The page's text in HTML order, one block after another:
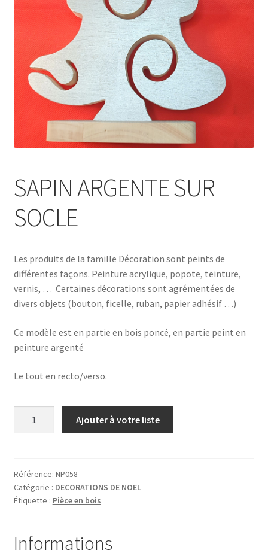
SAPIN ARGENTE SUR
SOCLE
Les produits de la famille Décoration sont peints de
différentes façons. Peinture acrylique, popote, teinture,
vernis, … Certaines décorations sont agrémentées de
divers objets (bouton, ficelle, ruban, papier adhésif …)
Ce modèle est en partie en bois poncé, en partie peint en
peinture argenté
Le tout en recto/verso.
SUR
SOCLE
Ajouter à votre liste
Référence: NP058
Catégorie : DECORATIONS DE NOEL
Étiquette : Pièce en bois
Informations